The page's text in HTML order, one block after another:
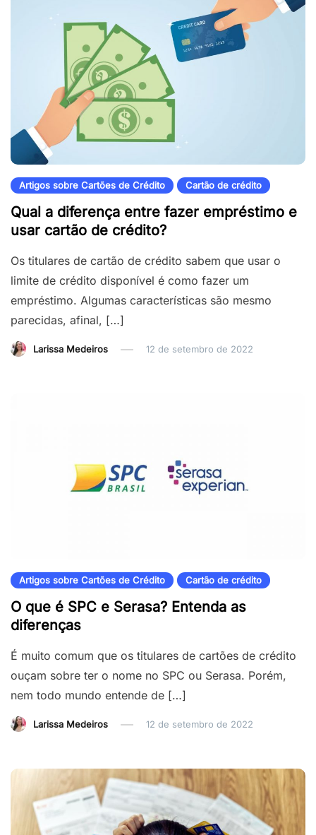
Artigos sobre Cartões de Crédito Cartão de crédito
Qual a diferença entre fazer empréstimo e
usar cartão de crédito?
Os titulares de cartão de crédito sabem que usar o
limite de crédito disponível é como fazer um
empréstimo. Algumas características são mesmo
parecidas, afinal, […]
Larissa Medeiros 12 de setembro de 2022
Artigos sobre Cartões de Crédito Cartão de crédito
O que é SPC e Serasa? Entenda as
diferenças
É muito comum que os titulares de cartões de crédito
ouçam sobre ter o nome no SPC ou Serasa. Porém,
nem todo mundo entende de […]
Larissa Medeiros 12 de setembro de 2022